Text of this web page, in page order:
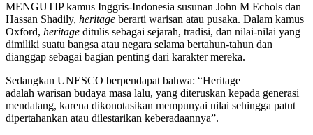
MENGUTIP kamus Inggris-Indonesia susunan John M Echols dan
Hassan Shadily, heritage berarti warisan atau pusaka. Dalam kamus
Oxford, heritage ditulis sebagai sejarah, tradisi, dan nilai-nilai yang
dimiliki suatu bangsa atau negara selama bertahun-tahun dan
dianggap sebagai bagian penting dari karakter mereka.
Sedangkan UNESCO berpendapat bahwa: “Heritage
adalah warisan budaya masa lalu, yang diteruskan kepada generasi
mendatang, karena dikonotasikan mempunyai nilai sehingga patut
dipertahankan atau dilestarikan keberadaannya”.